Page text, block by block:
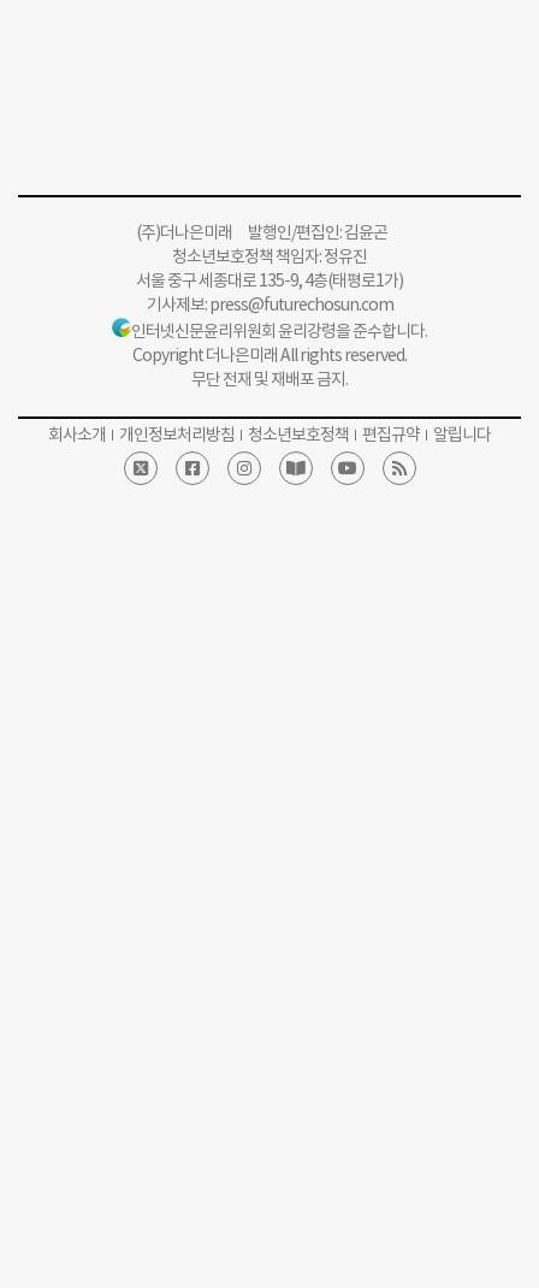
(주)더나은미래 발행인/편집인: 김윤곤
청소년보호정책 책임자: 정유진
서울 중구 세종대로 135-9, 4층(태평로1가)
기사제보:press@futurechosun.com
인터넷신문윤리위원회 윤리강령을 준수합니다.
Copyright 더나은미래 All rights reserved.
무단 전재 및 재배포 금지.
회사소개 개인정보처리방침 청소년보호정책 편집규약 알립니다